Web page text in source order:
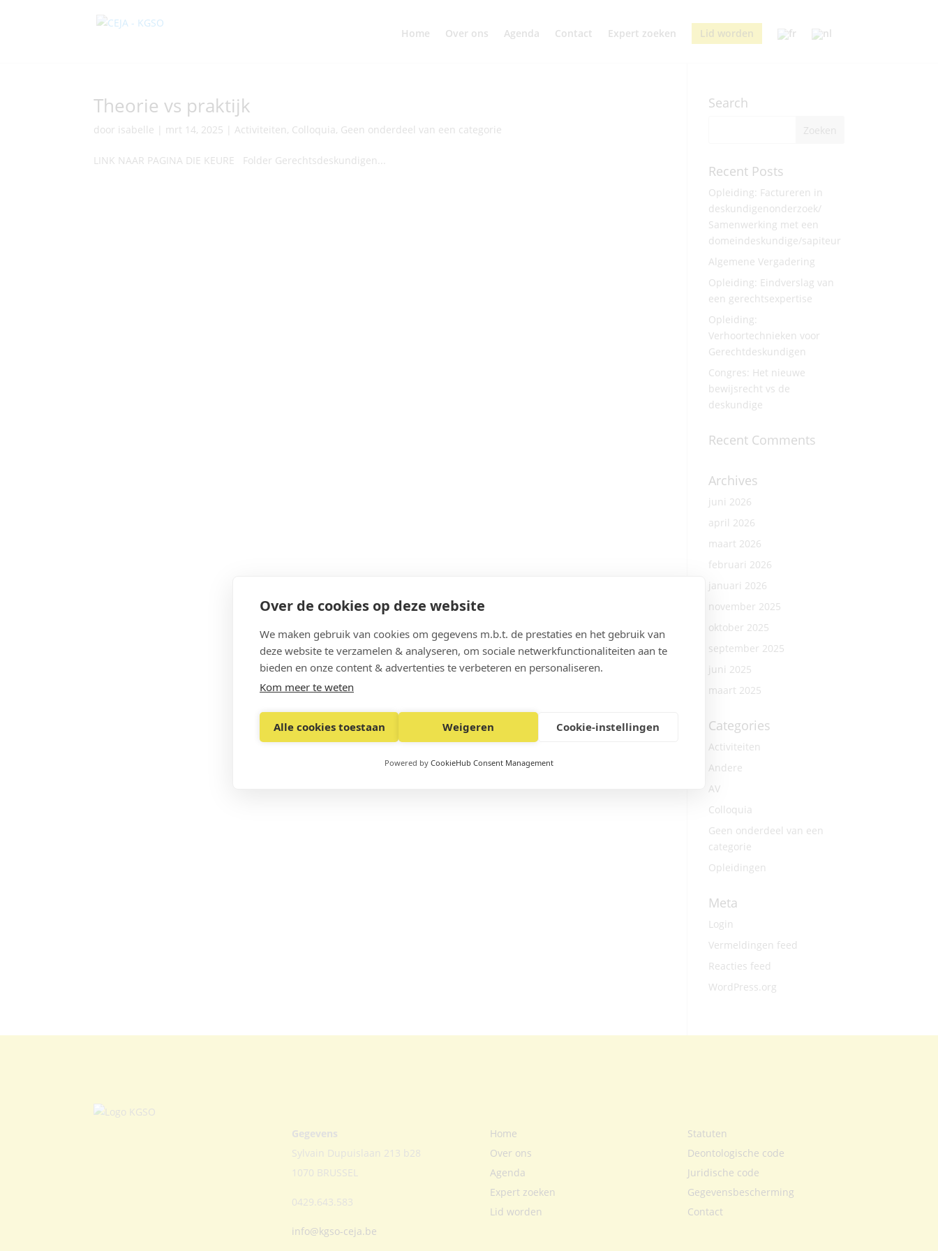
Home Over ons Agenda Contact Expert zoeken Lid worden
Theorie vs praktijk
door isabelle mrt 14, 2025 |Activiteiten, Colloquia, Geen onderdeel van een categorie
LINK NAAR PAGINA DIE KEURE Folder Gerechtsdeskundigen...
Search
Recent Posts
Opleiding: Factureren in
deskundigenonderzoek/
Samenwerking met een
domeindeskundige/sapiteur
Algemene Vergadering
Opleiding: Eindverslag van
een gerechtsexpertise
Opleiding:
Verhoortechnieken voor
Gerechtdeskundigen
Congres: Het nieuwe
bewijsrecht vs de
deskundige
Recent Comments
Archives
juni 2026
april 2026
maart 2026
februari 2026
januari 2026
november 2025
oktober 2025
september 2025
juni 2025
maart 2025
Categories
Activiteiten
Andere
AV
Colloquia
Geen onderdeel van een
categorie
Opleidingen
Meta
Login
Vermeldingen feed
Reacties feed
WordPress.org
Gegevens
Sylvain Dupuislaan 213 b28
1070 BRUSSEL
0429.643.583
info@kgso-ceja.be
Home
Over ons
Agenda
Expert zoeken
Lid worden
Statuten
Deontologische code
Juridische code
Gegevensbescherming
Contact
Over de cookies op deze website
We maken gebruik van cookies om gegevens m.b.t. de prestaties en het gebruik van
deze website te verzamelen & analyseren, om sociale netwerkfunctionaliteiten aan te
bieden en onze content & advertenties te verbeteren en personaliseren.
Kom meer te weten
Alle cookies toestaan Weigeren Cookie-instellingen
Powered by CookieHub Consent Management